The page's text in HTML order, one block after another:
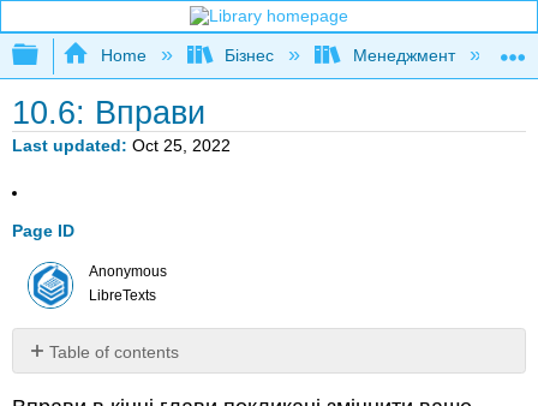
Expand/collapse global hierarchy
Home Бізнес Менеджмент
10.6: Вправи
Last updated Oct 25, 2022
Page ID
Anonymous
LibreTexts
Table of contents